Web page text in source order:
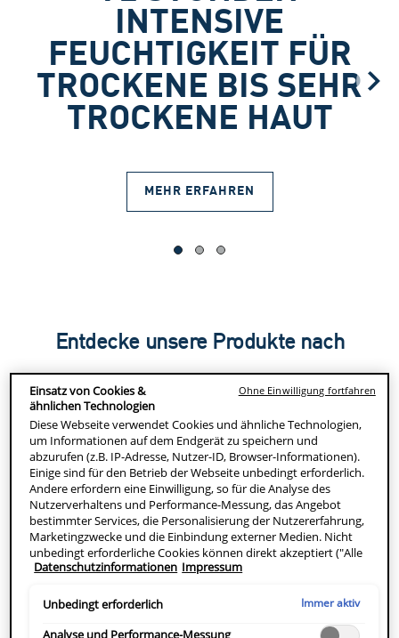
INTENSIVE
FEUCHTIGKEIT FÜR
TROCKENE BIS SEHR
TROCKENE HAUT
MEHR ERFAHREN
Entdecke unsere Produkte nach
Kategorie
REINIGUNG FÜR GESICHT
Einsatz von Cookies &
ähnlichen Technologien
Diese Webseite verwendet Cookies und ähnliche Technologien,
um Informationen auf dem Endgerät zu speichern und
abzurufen (z.B. IP-Adresse, Nutzer-ID, Browser-Informationen).
Einige sind für den Betrieb der Webseite unbedingt erforderlich.
Andere erfordern eine Einwilligung, so für die Analyse des
Nutzerverhaltens und Performance-Messung, das Angebot
bestimmter Services, die Personalisierung der Nutzererfahrung,
Marketingzwecke und die Einbindung externer Medien. Nicht
unbedingt erforderliche Cookies können direkt akzeptiert ("Alle
akzeptieren") oder abgelehnt ("Ohne Einwilligung fortfahren")
ebenfalls möglich und speicherbar ("Auswahl speichern"). Die
angepasst werden. Für weitere Informationen s. unsere
Datenschutzinformationen Impressum
Unbedingt erforderlich Immer aktiv
Analyse und Performance-Messung
Ohne Einwilligung fortfahren